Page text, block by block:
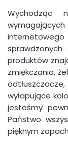
Wychodząc
produktów
zmiękczania,
wyłapujące
jesteśmy
Państwo
pięknym